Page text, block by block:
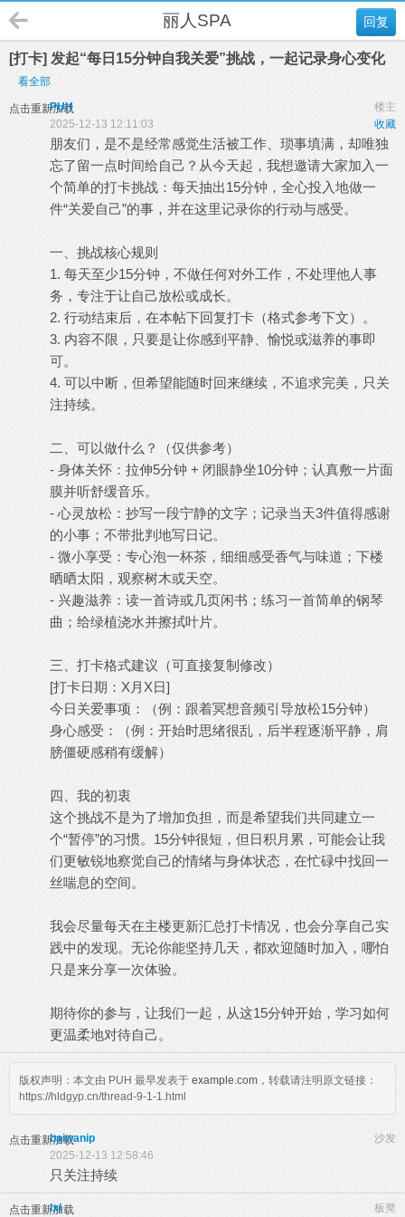
回复
丽人SPA
[打卡] 发起“每日15分钟自我关爱”挑战，一起记录身心变化
看全部
点击重新加载 楼主
PUH
收藏
2025-12-13 12:11:03
朋友们，是不是经常感觉生活被工作、琐事填满，却唯独
忘了留一点时间给自己？从今天起，我想邀请大家加入一
个简单的打卡挑战：每天抽出15分钟，全心投入地做一
件“关爱自己”的事，并在这里记录你的行动与感受。
一、挑战核心规则
1. 每天至少15分钟，不做任何对外工作，不处理他人事
务，专注于让自己放松或成长。
2. 行动结束后，在本帖下回复打卡（格式参考下文）。
3. 内容不限，只要是让你感到平静、愉悦或滋养的事即
可。
4. 可以中断，但希望能随时回来继续，不追求完美，只关
注持续。
二、可以做什么？（仅供参考）
- 身体关怀：拉伸5分钟 + 闭眼静坐10分钟；认真敷一片面
膜并听舒缓音乐。
- 心灵放松：抄写一段宁静的文字；记录当天3件值得感谢
的小事；不带批判地写日记。
- 微小享受：专心泡一杯茶，细细感受香气与味道；下楼
晒晒太阳，观察树木或天空。
- 兴趣滋养：读一首诗或几页闲书；练习一首简单的钢琴
曲；给绿植浇水并擦拭叶片。
三、打卡格式建议（可直接复制修改）
[打卡日期：X月X日]
今日关爱事项：（例：跟着冥想音频引导放松15分钟）
身心感受：（例：开始时思绪很乱，后半程逐渐平静，肩
膀僵硬感稍有缓解）
四、我的初衷
这个挑战不是为了增加负担，而是希望我们共同建立一
个“暂停”的习惯。15分钟很短，但日积月累，可能会让我
们更敏锐地察觉自己的情绪与身体状态，在忙碌中找回一
丝喘息的空间。
我会尽量每天在主楼更新汇总打卡情况，也会分享自己实
践中的发现。无论你能坚持几天，都欢迎随时加入，哪怕
只是来分享一次体验。
期待你的参与，让我们一起，从这15分钟开始，学习如何
更温柔地对待自己。
版权声明：本文由 PUH 最早发表于 example.com ，转载请注明原文链接：
https://hldgyp.cn/thread-9-1-1.html
点击重新加载 沙发
baiwanip
2025-12-13 12:58:46
只关注持续
点击重新加载 板凳
lxl